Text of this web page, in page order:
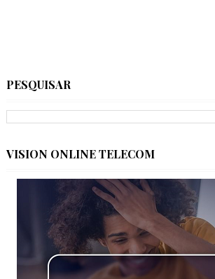
PESQUISAR
VISION ONLINE TELECOM